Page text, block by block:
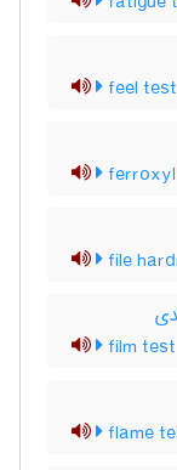
feel test
file
film test
flame